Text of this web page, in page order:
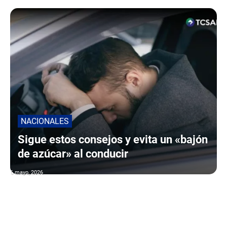
NACIONALES
Sigue estos consejos y evita un «bajón
de azúcar» al conducir
6 mayo, 2026